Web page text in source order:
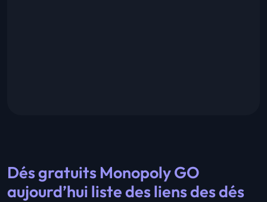
Dés gratuits Monopoly GO
aujourd’hui liste des liens des dés